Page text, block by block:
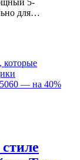
для…
которые
— на 40%